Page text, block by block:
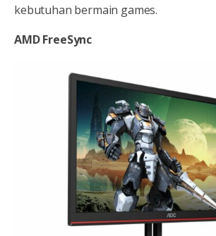
kebutuhan bermain games.
AMD FreeSync